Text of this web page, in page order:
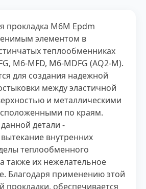
прокладка М6М Epdm
элементом в
теплообменниках
M6-MFD, M6-MDFG (AQ2-M).
для создания надежной
между эластичной
и металлическими
по краям.
детали -
внутренних
теплообменного
также их нежелательное
Благодаря применению этой
прокладки, обеспечивается